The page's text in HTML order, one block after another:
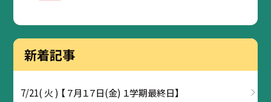
新着記事
7/21( 火 ) 【 ７月１７日(金) １学期最終日】